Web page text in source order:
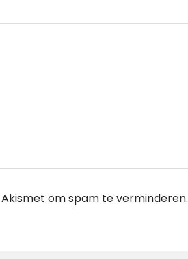
om spam te verminderen.